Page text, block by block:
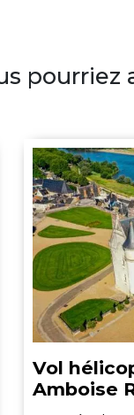
pourriez
Vol
Amboise